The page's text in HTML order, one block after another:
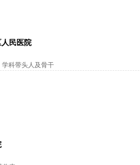
民医院
科带头人及骨干